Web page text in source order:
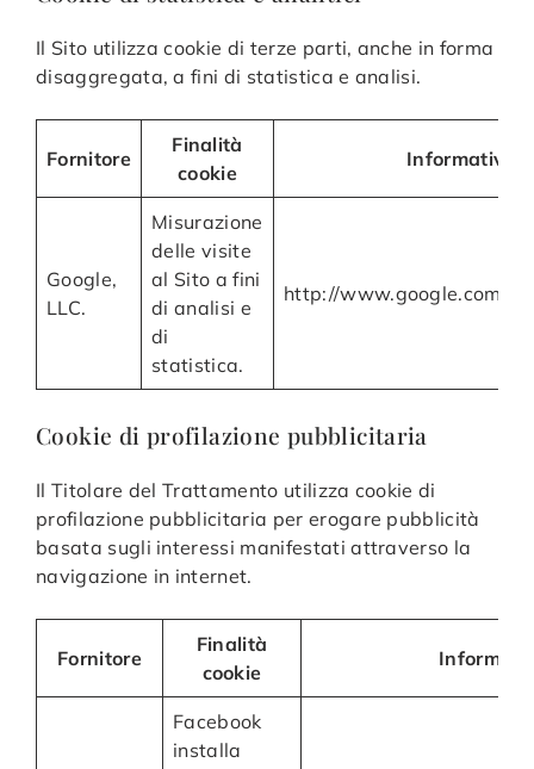
Il Sito utilizza cookie di terze parti, anche in forma
disaggregata, a fini di statistica e analisi.
Fornitore
Finalità
cookie
Informativa
Google,
LLC.
Misurazione
delle visite
al Sito a fini
di analisi e
di
statistica.
http://www.google.com/
Cookie di profilazione pubblicitaria
Il Titolare del Trattamento utilizza cookie di
profilazione pubblicitaria per erogare pubblicità
basata sugli interessi manifestati attraverso la
navigazione in internet.
Fornitore
Finalità
cookie
Facebook
installa